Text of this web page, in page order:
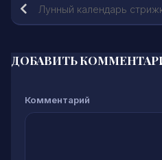
Лунный календарь
ДОБАВИТЬ
Комментарий